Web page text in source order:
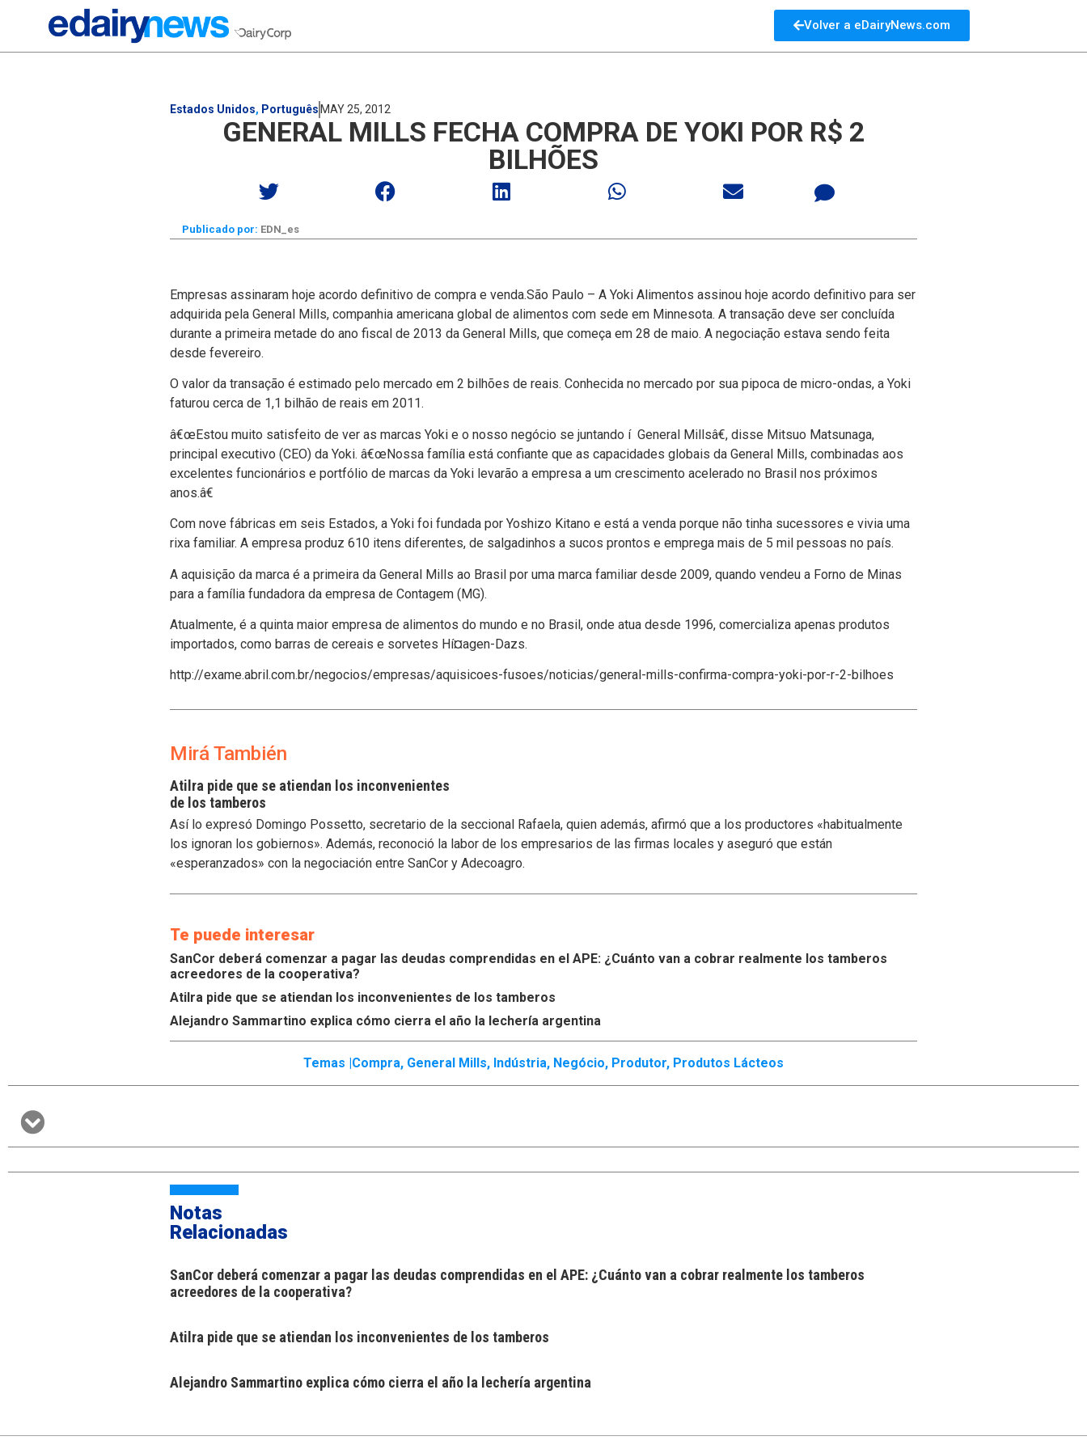
Volver a eDairyNews.com
Estados Unidos, Português MAY 25, 2012
GENERAL MILLS FECHA COMPRA DE YOKI POR R$ 2
BILHÕES
Publicado por: EDN_es
Empresas assinaram hoje acordo definitivo de compra e venda.São Paulo – A Yoki Alimentos assinou hoje acordo definitivo para ser
adquirida pela General Mills, companhia americana global de alimentos com sede em Minnesota. A transação deve ser concluí­da
durante a primeira metade do ano fiscal de 2013 da General Mills, que começa em 28 de maio. A negociação estava sendo feita
desde fevereiro.
O valor da transação é estimado pelo mercado em 2 bilhões de reais. Conhecida no mercado por sua pipoca de micro-ondas, a Yoki
faturou cerca de 1,1 bilhão de reais em 2011.
â€œEstou muito satisfeito de ver as marcas Yoki e o nosso negócio se juntando í General Millsâ€, disse Mitsuo Matsunaga,
principal executivo (CEO) da Yoki. â€œNossa famí­lia está confiante que as capacidades globais da General Mills, combinadas aos
excelentes funcionários e portfólio de marcas da Yoki levarão a empresa a um crescimento acelerado no Brasil nos próximos
anos.â€
Com nove fábricas em seis Estados, a Yoki foi fundada por Yoshizo Kitano e está a venda porque não tinha sucessores e vivia uma
rixa familiar. A empresa produz 610 itens diferentes, de salgadinhos a sucos prontos e emprega mais de 5 mil pessoas no paí­s.
A aquisição da marca é a primeira da General Mills ao Brasil por uma marca familiar desde 2009, quando vendeu a Forno de Minas
para a famí­lia fundadora da empresa de Contagem (MG).
Atualmente, é a quinta maior empresa de alimentos do mundo e no Brasil, onde atua desde 1996, comercializa apenas produtos
importados, como barras de cereais e sorvetes Hí¤agen-Dazs.
http://exame.abril.com.br/negocios/empresas/aquisicoes-fusoes/noticias/general-mills-confirma-compra-yoki-por-r-2-bilhoes
Mirá También
Atilra pide que se atiendan los inconvenientes
de los tamberos
Así lo expresó Domingo Possetto, secretario de la seccional Rafaela, quien además, afirmó que a los productores «habitualmente
los ignoran los gobiernos». Además, reconoció la labor de los empresarios de las firmas locales y aseguró que están
«esperanzados» con la negociación entre SanCor y Adecoagro.
Te puede interesar
SanCor deberá comenzar a pagar las deudas comprendidas en el APE: ¿Cuánto van a cobrar realmente los tamberos
acreedores de la cooperativa?
Atilra pide que se atiendan los inconvenientes de los tamberos
Alejandro Sammartino explica cómo cierra el año la lechería argentina
Temas |Compra, General Mills, Indústria, Negócio, Produtor, Produtos Lácteos
Notas
Relacionadas
SanCor deberá comenzar a pagar las deudas comprendidas en el APE: ¿Cuánto van a cobrar realmente los tamberos
acreedores de la cooperativa?
Atilra pide que se atiendan los inconvenientes de los tamberos
Alejandro Sammartino explica cómo cierra el año la lechería argentina